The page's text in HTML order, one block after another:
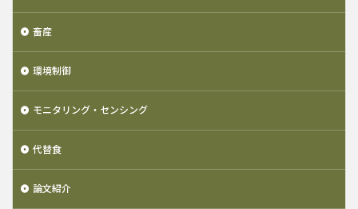
畜産
環境制御
モニタリング・センシング
代替食
論文紹介